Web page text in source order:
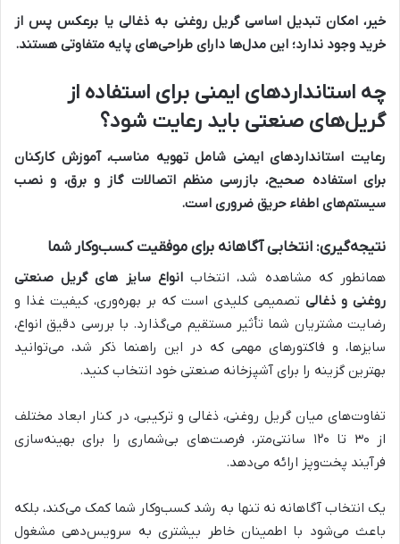
خیر، امکان تبدیل اساسی گریل روغنی به ذغالی یا برعکس پس از
خرید وجود ندارد؛ این مدل‌ها دارای طراحی‌های پایه متفاوتی هستند.
چه استانداردهای ایمنی برای استفاده از
گریل‌های صنعتی باید رعایت شود؟
رعایت استانداردهای ایمنی شامل تهویه مناسب، آموزش کارکنان
برای استفاده صحیح، بازرسی منظم اتصالات گاز و برق، و نصب
سیستم‌های اطفاء حریق ضروری است.
نتیجه‌گیری: انتخابی آگاهانه برای موفقیت کسب‌وکار شما
همانطور که مشاهده شد، انتخابانواع سایز های گریل صنعتی
روغنی و ذغالی تصمیمی کلیدی است که بر بهره‌وری، کیفیت غذا و
رضایت مشتریان شما تأثیر مستقیم می‌گذارد. با بررسی دقیق انواع،
سایزها، و فاکتورهای مهمی که در این راهنما ذکر شد، می‌توانید
بهترین گزینه را برای آشپزخانه صنعتی خود انتخاب کنید.
تفاوت‌های میان گریل روغنی، ذغالی و ترکیبی، در کنار ابعاد مختلف
از ۳۰ تا ۱۲۰ سانتی‌متر، فرصت‌های بی‌شماری را برای بهینه‌سازی
فرآیند پخت‌وپز ارائه می‌دهد.
یک انتخاب آگاهانه نه تنها به رشد کسب‌وکار شما کمک می‌کند، بلکه
باعث می‌شود با اطمینان خاطر بیشتری به سرویس‌دهی مشغول